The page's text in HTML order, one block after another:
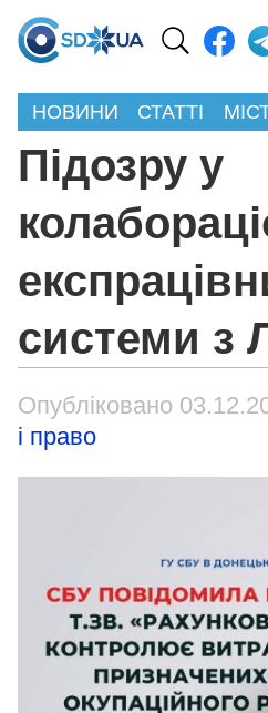
НОВИНИ СТАТТІ
Підозру у
системи з
Опубліковано
і право